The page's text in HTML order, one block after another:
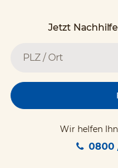
Jetzt
Wir helfen
0800